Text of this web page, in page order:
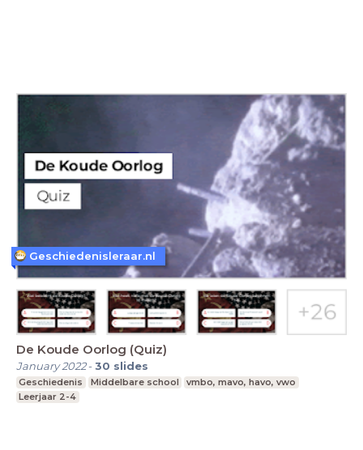
De Koude Oorlog (Quiz)
January 2022-30 slides
Geschiedenis Middelbare school
vmbo, mavo, havo, vwo
Leerjaar 2-4
Geschiedenisleraar.nl